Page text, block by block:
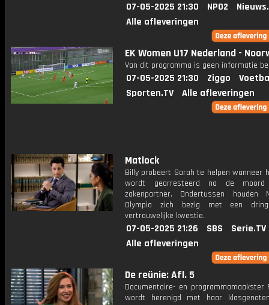
07-05-2025 21:30 NPO2
Alle afleveringen
EK Women U17 Nederland -
Van dit programma is geen informatie
07-05-2025 21:30 Ziggo
Sporten.TV
Alle afleveringen
Matlock
Billy probeert Sarah te helpen wanneer
wordt gearresteerd na de
zakenpartner. Ondertussen houden
Olympia zich bezig met een
vertrouwelijke kwestie.
07-05-2025 21:26 SBS
Serie.TV
Alle afleveringen
De reünie: Afl. 5
Documentaire- en programmamaakster
wordt herenigd met haar